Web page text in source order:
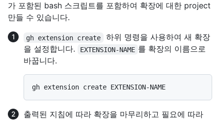
가 포함된 bash 스크립트를 포함하여 확장에 대한 project
만들 수 있습니다.
gh extension create
하위 명령을 사용하여 새 확장
을 설정합니다.
EXTENSION-NAME 를 확장의 이름으로
바꿉니다.
출력된 지침에 따라 확장을 마무리하고 필요에 따라